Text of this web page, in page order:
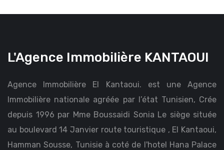
L'Agence Immobilière KANTAOUI
Agence Immobilière El Kantaoui. est une Agence
Immobilière nationale agréée par l’état Tunisien, Crée
depuis 1996 par Mme Boussaidi Sonia Le siège située
au boulevard 14 Janvier route touristique , El Kantaoui,
Hamman Sousse, Tunisie à coté de l'hotel Hana Palace